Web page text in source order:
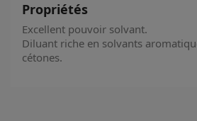
Propriétés
Excellent pouvoir solvant.
Diluant riche en solvants
cétones.